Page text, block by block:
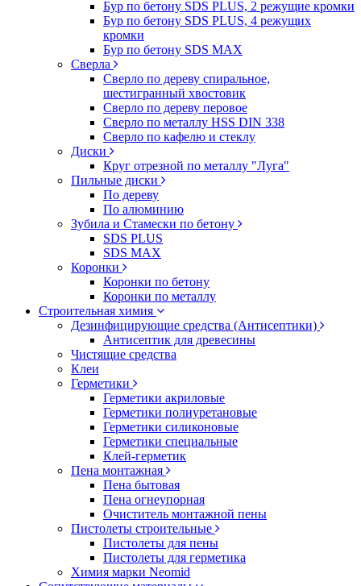
Бур по бетону SDS PLUS, 2 режущие кромки
Бур по бетону SDS PLUS, 4 режущих
кромки
Бур по бетону SDS MAX
Сверла
Сверло по дереву спиральное,
шестигранный хвостовик
Сверло по дереву перовое
Сверло по металлу HSS DIN 338
Сверло по кафелю и стеклу
Диски
Круг отрезной по металлу "Луга"
Пильные диски
По дереву
По алюминию
Зубила и Стамески по бетону
SDS PLUS
SDS MAX
Коронки
Коронки по бетону
Коронки по металлу
Строительная химия
Дезинфицирующие средства (Антисептики)
Антисептик для древесины
Чистящие средства
Клеи
Герметики
Герметики акриловые
Герметики полиуретановые
Герметики силиконовые
Герметики специальные
Клей-герметик
Пена монтажная
Пена бытовая
Пена огнеупорная
Очиститель монтажной пены
Пистолеты строительные
Пистолеты для пены
Пистолеты для герметика
Химия марки Neomid